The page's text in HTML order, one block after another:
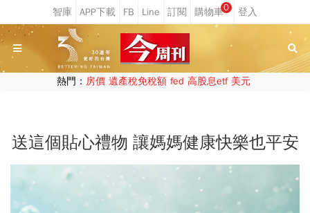
0
熱門： 房價 遺產稅免稅額 fed 高股息etf 美元
送這個貼心禮物 讓媽媽健康快樂也平安